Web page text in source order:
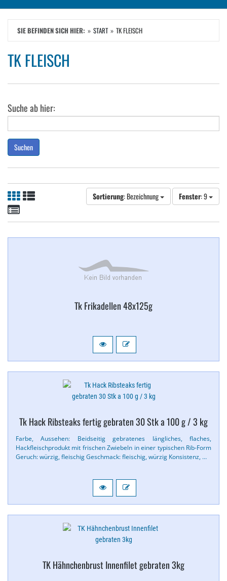
SIE BEFINDEN SICH HIER: START TK FLEISCH
TK FLEISCH
Suche ab hier:
Suchen
Sortierung: Bezeichnung Fenster: 9
Tk Frikadellen 48x125g
Tk Hack Ribsteaks fertig gebraten 30 Stk a 100 g / 3 kg
Farbe, Aussehen: Beidseitig gebratenes längliches, flaches,
Hackfleischprodukt mit frischen Zwiebeln in einer typischen Rib-​Form
Geruch: würzig, fleischig Geschmack: fleischig, würzig Konsistenz, …
TK Hähnchenbrust Innenfilet gebraten 3kg